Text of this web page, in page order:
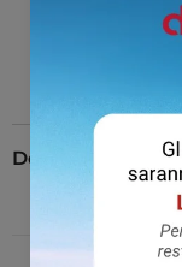
Descrizione